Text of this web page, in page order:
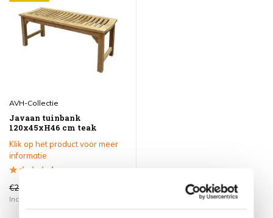
AVH-Collectie
Javaan tuinbank
120x45xH46 cm teak
Klik op het product voor meer
informatie
€235,00
Incl. btw